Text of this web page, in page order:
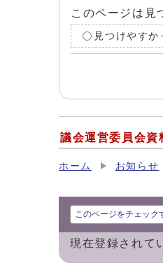
このページは見
見つけやすか
議会運営委員会資
ホーム お知らせ
このページをチェック
現在登録されて